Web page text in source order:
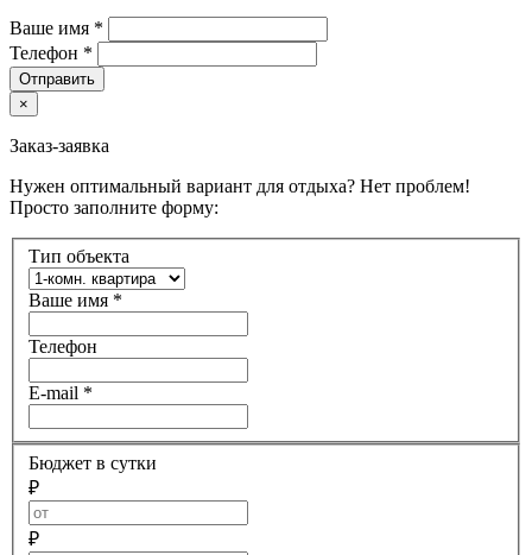
Ваше имя *
Телефон *
Отправить
×
Заказ-заявка
Нужен оптимальный вариант для отдыха? Нет проблем!
Просто заполните форму:
Тип объекта
Ваше имя *
Телефон
E-mail *
Бюджет в сутки
₽
₽